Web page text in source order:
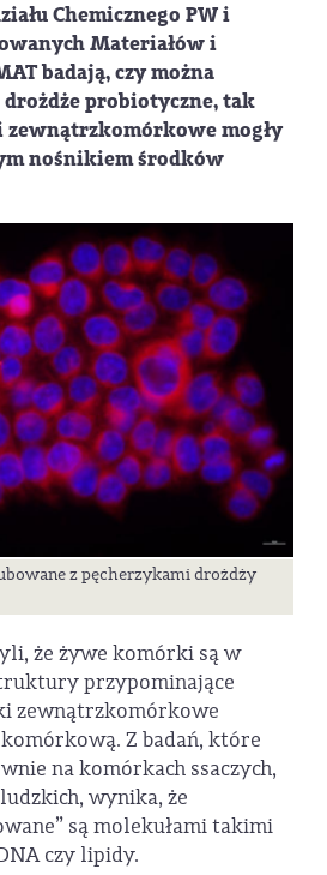
Chemicznego PW i
Materiałów i
badają, czy można
probiotyczne, tak
zewnątrzkomórkowe mogły
nośnikiem środków
z pęcherzykami drożdży
że żywe komórki są w
przypominające
zewnątrzkomórkowe
komórkową. Z badań, które
na komórkach ssaczych,
wynika, że
są molekułami takimi
czy lipidy.